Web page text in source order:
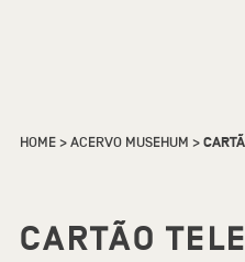
HOME>ACERVO MUSEHUM >
CARTÃO